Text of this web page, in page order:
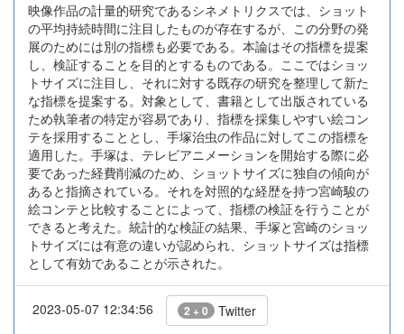
映像作品の計量的研究であるシネメトリクスでは、ショット
の平均持続時間に注目したものが存在するが、この分野の発
展のためには別の指標も必要である。本論はその指標を提案
し、検証することを目的とするものである。ここではショッ
トサイズに注目し、それに対する既存の研究を整理して新た
な指標を提案する。対象として、書籍として出版されている
ため執筆者の特定が容易であり、指標を採集しやすい絵コン
テを採用することとし、手塚治虫の作品に対してこの指標を
適用した。手塚は、テレビアニメーションを開始する際に必
要であった経費削減のため、ショットサイズに独自の傾向が
あると指摘されている。それを対照的な経歴を持つ宮崎駿の
絵コンテと比較することによって、指標の検証を行うことが
できると考えた。統計的な検証の結果、手塚と宮崎のショッ
トサイズには有意の違いが認められ、ショットサイズは指標
として有効であることが示された。
2023-05-07 12:34:56 2 + 0 Twitter